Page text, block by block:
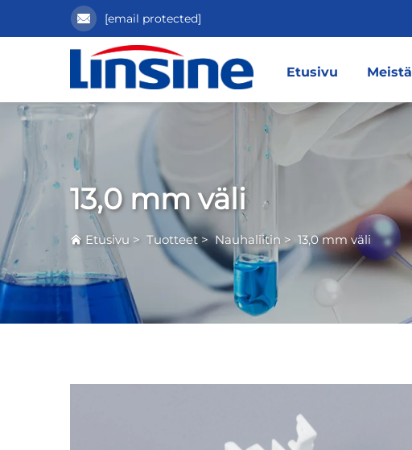
[email protected]
Etusivu Meistä
13,0 mm väli
Etusivu > Tuotteet >Nauhaliitin > 13,0 mm väli